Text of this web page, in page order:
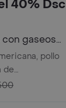
40% Dsc
gaseosa
pollo
de
papa